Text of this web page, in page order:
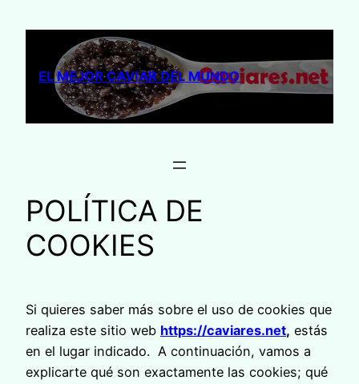
contenido
EL MEJOR CAVIAR DEL MUNDO
POLÍTICA DE
COOKIES
Si quieres saber más sobre el uso de cookies que
realiza este sitio web https://caviares.net, estás
en el lugar indicado. A continuación, vamos a
explicarte qué son exactamente las cookies; qué